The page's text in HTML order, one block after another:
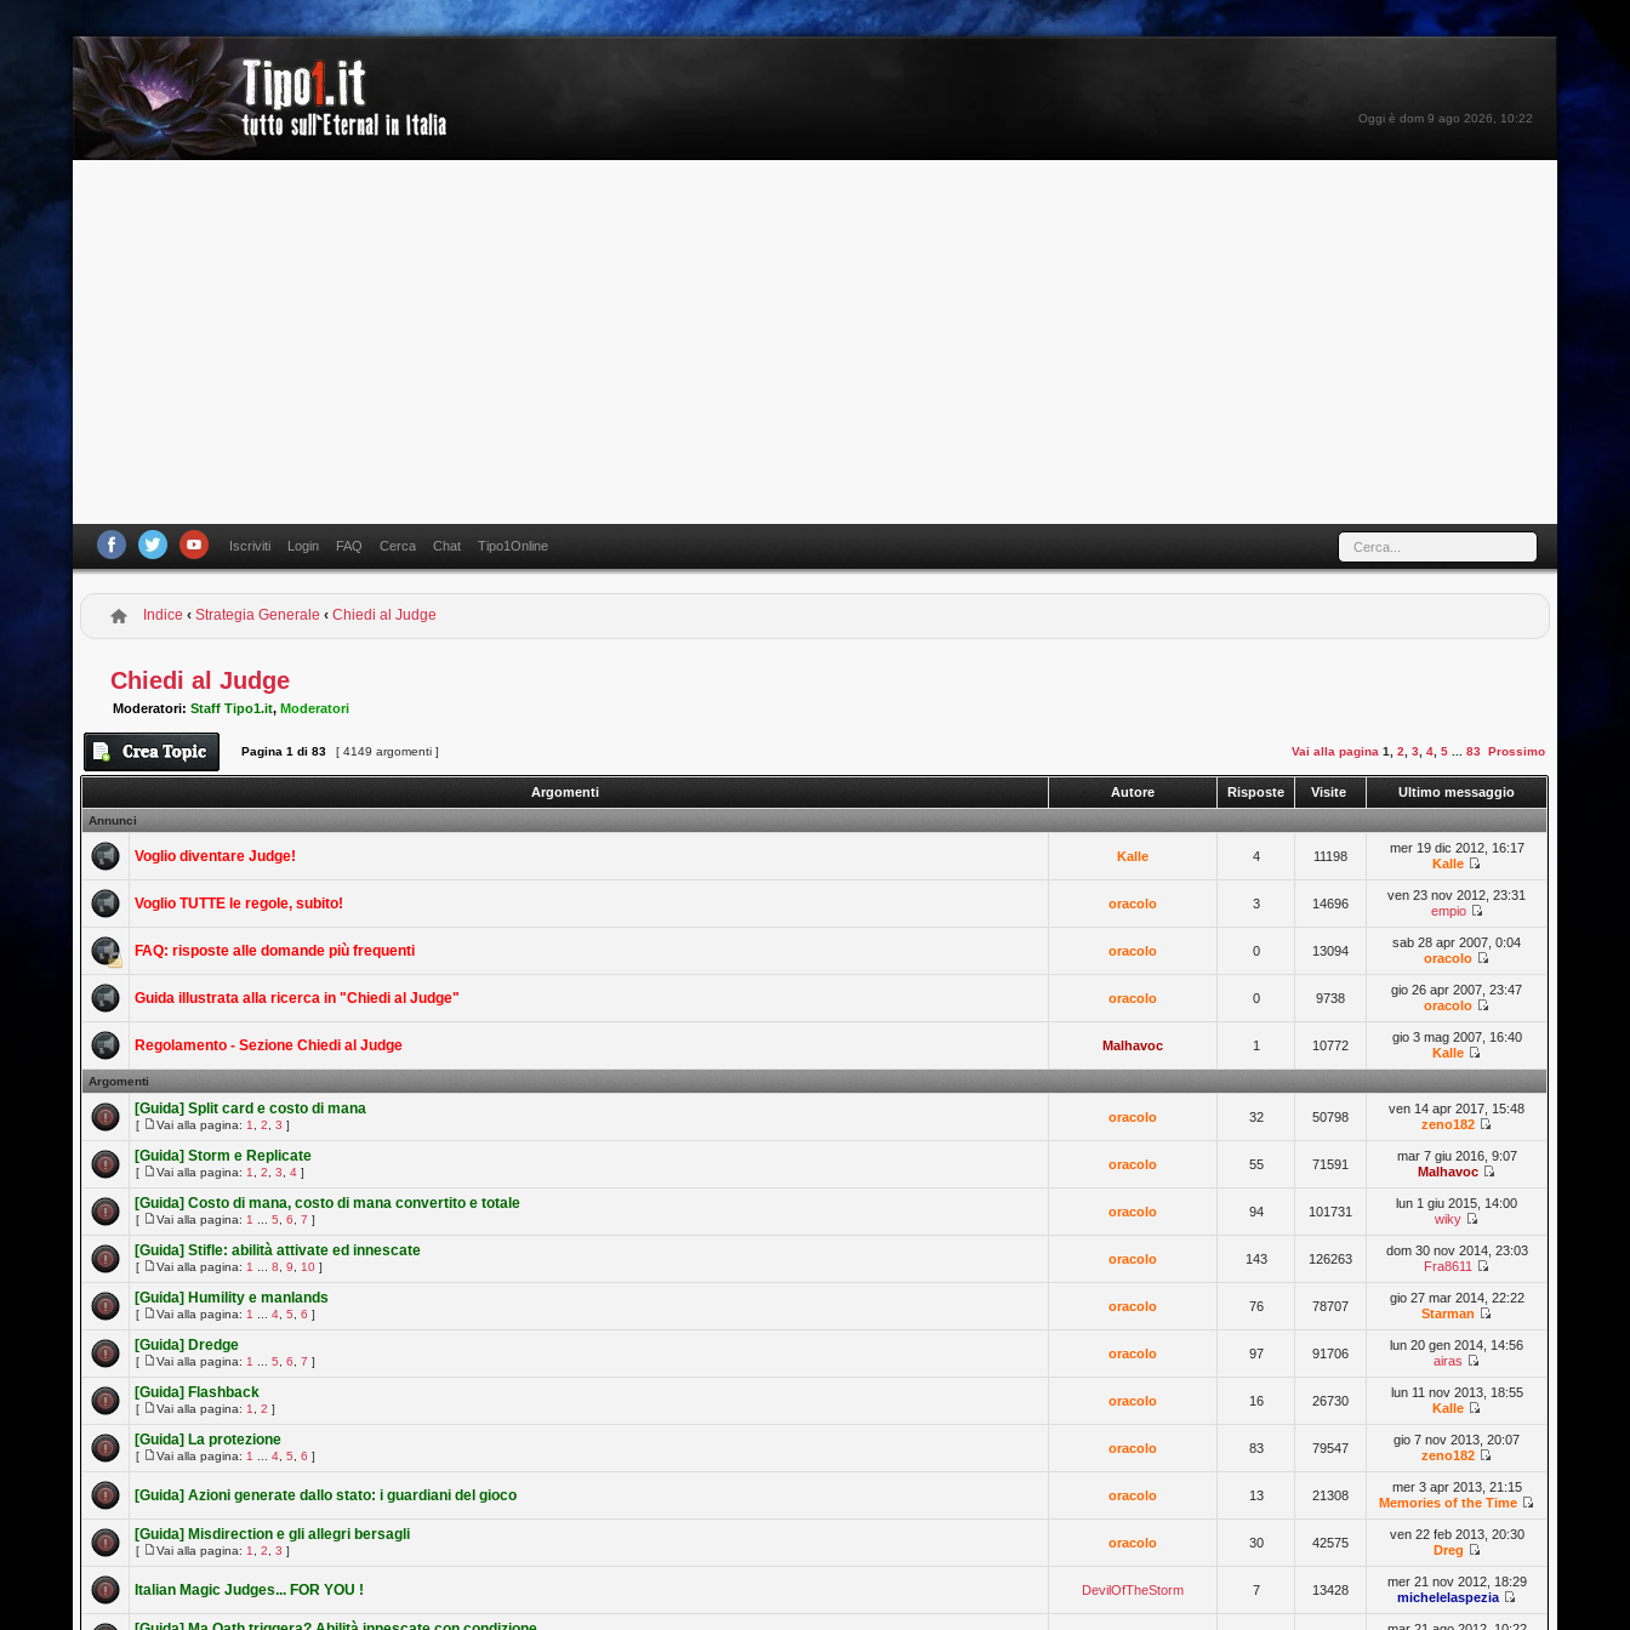
Oggi è dom 9 ago 2026, 10:22
Iscriviti Login FAQ Cerca Chat Tipo1Online
Indice ‹ Strategia Generale ‹ Chiedi al Judge
Chiedi al Judge
Moderatori:Staff Tipo1.it,Moderatori
Pagina1 di83 [ 4149 argomenti ] Vai alla pagina 1 ,2 ,3 ,4 ,5 ...83 Prossimo
Argomenti Autore Risposte Visite Ultimo messaggio
Annunci
Voglio diventare Judge! Kalle 4 11198
mer 19 dic 2012, 16:17
Kalle
Voglio TUTTE le regole, subito! oracolo 3 14696
ven 23 nov 2012, 23:31
empio
FAQ: risposte alle domande più frequenti oracolo 0 13094
sab 28 apr 2007, 0:04
oracolo
Guida illustrata alla ricerca in "Chiedi al Judge" oracolo 0 9738
gio 26 apr 2007, 23:47
oracolo
Regolamento - Sezione Chiedi al Judge Malhavoc 1 10772
gio 3 mag 2007, 16:40
Kalle
Argomenti
[Guida] Split card e costo di mana
[ Vai alla pagina: 1 ,2 ,3 ]
oracolo 32 50798
ven 14 apr 2017, 15:48
zeno182
[Guida] Storm e Replicate
[ Vai alla pagina: 1 ,2 ,3 ,4 ]
oracolo 55 71591
mar 7 giu 2016, 9:07
Malhavoc
[Guida] Costo di mana, costo di mana convertito e totale
[ Vai alla pagina: 1 ...5 ,6 ,7 ]
oracolo 94 101731
lun 1 giu 2015, 14:00
wiky
[Guida] Stifle: abilità attivate ed innescate
[ Vai alla pagina: 1 ...8 ,9 10 ]
oracolo 143 126263
dom 30 nov 2014, 23:03
Fra8611
[Guida] Humility e manlands
[ Vai alla pagina: 1 ...4 ,5 ,6 ]
oracolo 76 78707
gio 27 mar 2014, 22:22
Starman
[Guida] Dredge
[ Vai alla pagina: 1 ...5 ,6 ,7 ]
oracolo 97 91706
lun 20 gen 2014, 14:56
airas
[Guida] Flashback
[ Vai alla pagina: 1 ,2 ]
oracolo 16 26730
lun 11 nov 2013, 18:55
Kalle
[Guida] La protezione
[ Vai alla pagina: 1 ...4 ,5 ,6 ]
oracolo 83 79547
gio 7 nov 2013, 20:07
zeno182
[Guida] Azioni generate dallo stato: i guardiani del gioco oracolo 13 21308
mer 3 apr 2013, 21:15
Memories of the Time
[Guida] Misdirection e gli allegri bersagli
[ Vai alla pagina: 1 ,2 ,3 ]
oracolo 30 42575
ven 22 feb 2013, 20:30
Dreg
Italian Magic Judges... FOR YOU ! DevilOfTheStorm 7 13428
mer 21 nov 2012, 18:29
michelelaspezia